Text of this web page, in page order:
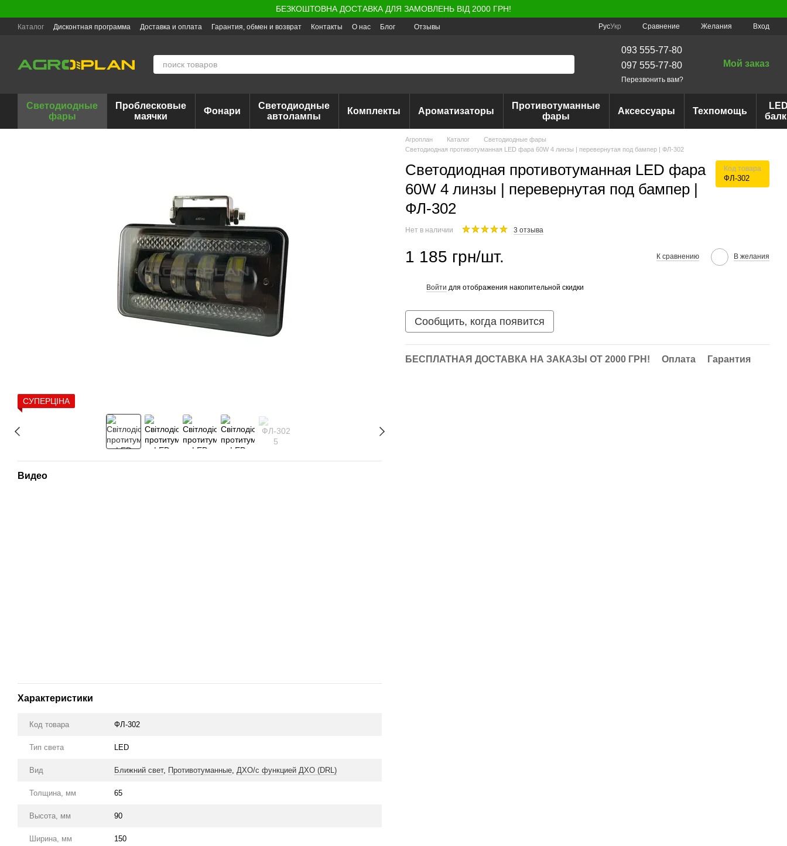
БЕЗКОШТОВНА ДОСТАВКА ДЛЯ ЗАМОВЛЕНЬ ВІД 2000 ГРН!
Каталог Дисконтная программа Доставка и оплата Гарантия, обмен и возврат Контакты О нас Блог Отзывы РусУкр Сравнение Желания Вход
093 555-77-80
097 555-77-80
Перезвонить вам?
Мой заказ
Светодиодные
фары
Проблесковые
маячки
Фонари
Светодиодные
автолампы
Комплекты Ароматизаторы
Противотуманные
фары
Аксессуары Техпомощь
СУПЕРЦІНА
Видео
Характеристики
Код товара ФЛ-302
Тип света LED
Вид Ближний свет, Противотуманные, ДХО/с функцией ДХО (DRL)
Толщина, мм 65
Высота, мм 90
Ширина, мм 150
Агроплан Каталог
Светодиодные фары
Светодиодная противотуманная LED фара 60W 4 линзы | перевернутая под бампер | ФЛ-302
Светодиодная противотуманная LED фара
60W 4 линзы | перевернутая под бампер |
ФЛ-302
Код товара
ФЛ-302
Нет в наличии 3 отзыва
1 185 грн/шт. К сравнению В желания
Войти для отображения накопительной скидки
Сообщить, когда появится
БЕСПЛАТНАЯ ДОСТАВКА НА ЗАКАЗЫ ОТ 2000 ГРН! Оплата Гарантия